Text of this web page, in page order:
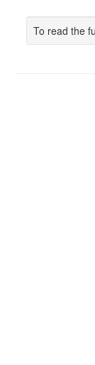
To read the